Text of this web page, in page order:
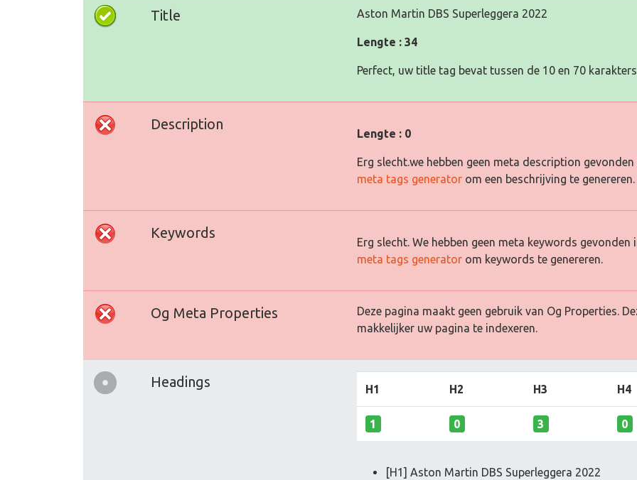
Title Aston Martin DBS Superleggera 2022
Lengte : 34
Perfect, uw title tag bevat tussen de 10 en 70
Description
Lengte : 0
Erg slecht.we hebben geen meta description
meta tags generator om een beschrijving te genereren.
Keywords
Erg slecht. We hebben geen meta keywords gevonden
meta tags generator om keywords te genereren.
Og Meta Properties
Deze pagina maakt geen gebruik van Og Properties.
makkelijker uw pagina te indexeren.
Headings H1 H2 H3 H4
1 0 3 0
[H1] Aston Martin DBS Superleggera 2022